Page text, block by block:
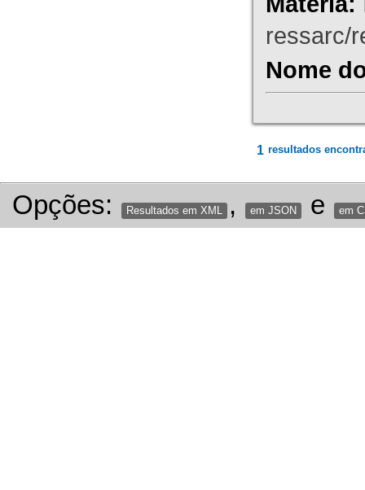
ressarc/
Nome
1 resultados
Opções: Resultados em XML , em JSON e em